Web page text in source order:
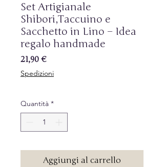
Set Artigianale
Shibori,Taccuino e
Sacchetto in Lino – Idea
regalo handmade
21,90 €Prezzo
Spedizioni
Quantità *
Aggiungi al carrello